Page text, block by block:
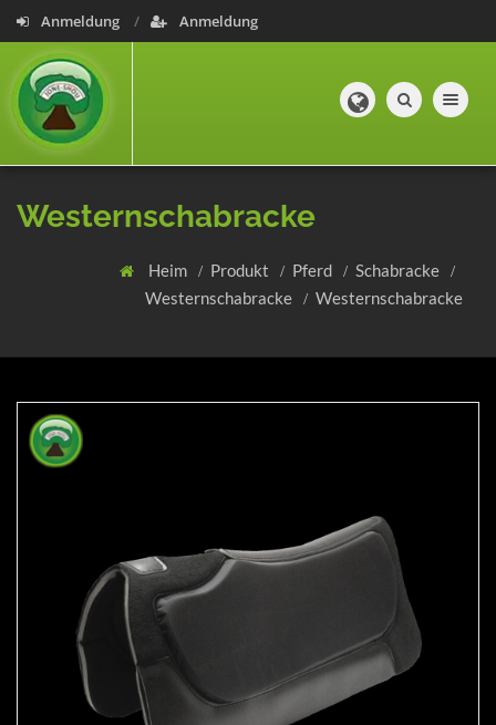
Anmeldung Anmeldung
Toggle
Westernschabracke
Heim Produkt Pferd
Schabracke
Westernschabracke
Westernschabracke